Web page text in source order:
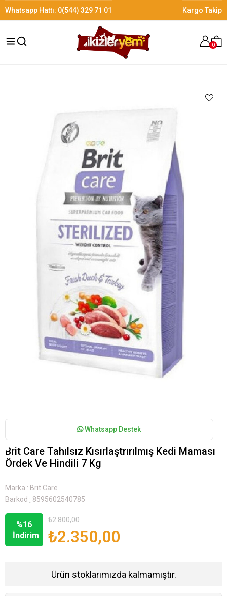
Whatsapp Hattı: 0(544) 329 71 01 Kargo Takip
0
Whatsapp Destek
Brit Care Tahılsız Kısırlaştrırılmış Kedi Maması
Ördek Ve Hindili 7 Kg
Marka : Brit Care
Barkod : 8595602540785
%16
İndirim
₺2.800,00
₺2.350,00
Ürün stoklarımızda kalmamıştır.